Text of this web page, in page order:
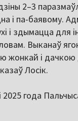
2–3
і па-баявому.
і здымацца для
Выканаў
жонкай і
Лосік.
2025 года